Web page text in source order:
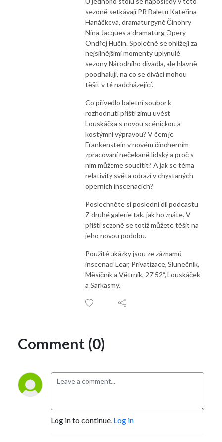
sezoně setkávají PR Baletu Kateřina
Hanáčková, dramaturgyně Činohry
Nina Jacques a dramaturg Opery
Ondřej Hučín. Společně se ohlížejí za
nejsilnějšími momenty uplynulé
sezony Národního divadla, ale hlavně
poodhalují, na co se diváci mohou
těšit v té nadcházející.
Co přivedlo baletní soubor k
rozhodnutí příští zimu uvést
Louskáčka s novou scénickou a
kostýmní výpravou? V čem je
Frankenstein v novém činoherním
zpracování nečekaně lidský a proč s
ním můžeme soucítit? A jak se téma
relativity světa odrazí v chystaných
operních inscenacích?
Poslechněte si poslední díl podcastu
Z druhé galerie tak, jak ho znáte. V
příští sezoně se totiž můžete těšit na
jeho novou podobu.
Použité ukázky jsou ze záznamů
inscenací Lear, Privatizace, Slunečník,
Měsíčník a Větrník, 27'52“, Louskáček
a Sarkasmy.
Comment (0)
Log in to continue. Log in